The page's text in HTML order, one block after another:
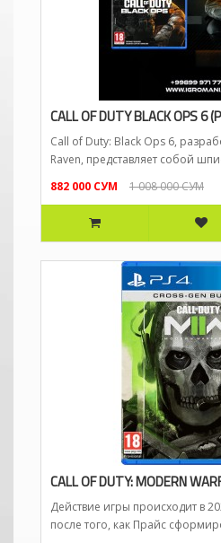
CALL OF DUTY BLACK OPS 6
Call of Duty: Black Ops 6,
Raven, представляет собой
882 000 СУМ
1 008 000 СУМ
CALL OF DUTY: MODERN
Действие игры происходит в
после того, как Прайс